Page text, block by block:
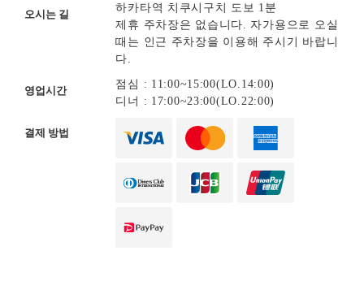
오시는 길
하카타역 치쿠시구치 도보 1분
제휴 주차장은 없습니다. 자가용으로 오실
때는 인근 주차장을 이용해 주시기 바랍니
다.
영업시간
점심 : 11:00~15:00(LO.14:00)
디너 : 17:00~23:00(LO.22:00)
결제 방법